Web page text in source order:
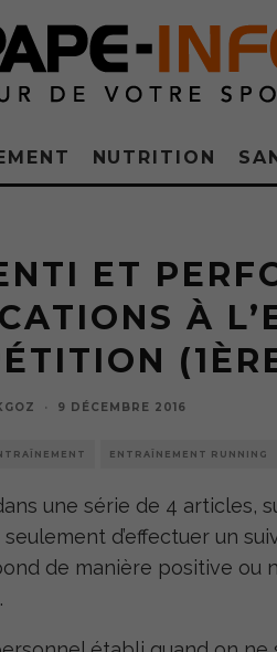
NUTRITION
ET
À
· 9 DÉCEMBRE 2016
ENTRAÎNEMENT RUNNING
une série de 4 articles,
d’effectuer un
de manière positive ou